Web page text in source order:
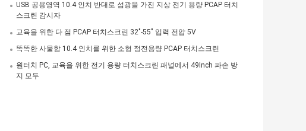
USB 공용영역 10.4 인치 반대로 섬광을 가진 지상 전기 용량 PCAP 터치
스크린 감시자
교육을 위한 다 점 PCAP 터치스크린 32"-55" 입력 전압 5V
똑똑한 사물함 10.4 인치를 위한 소형 정전용량 PCAP 터치스크린
원터치 PC, 교육을 위한 전기 용량 터치스크린 패널에서 49Inch 파손 방
지 모두